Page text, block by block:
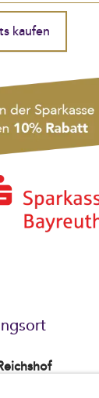
kaufen